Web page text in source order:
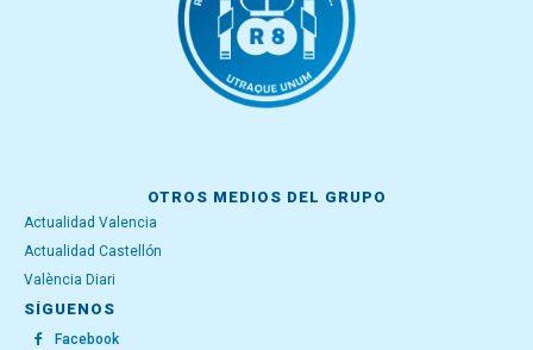
OTROS MEDIOS DEL GRUPO
Actualidad Valencia
Actualidad Castellón
València Diari
SÍGUENOS
Facebook